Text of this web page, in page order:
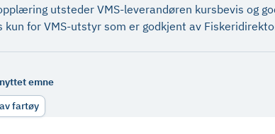
utsteder VMS-leverandøren kursbevis og
kun for VMS-utstyr som er godkjent av
emne
av fartøy